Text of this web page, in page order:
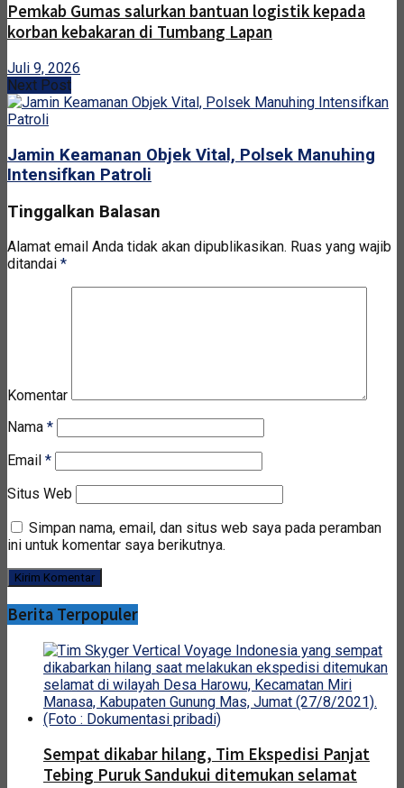
Pemkab Gumas salurkan bantuan logistik kepada
korban kebakaran di Tumbang Lapan
Juli 9, 2026
Next Post
Jamin Keamanan Objek Vital, Polsek Manuhing
Intensifkan Patroli
Tinggalkan Balasan
Alamat email Anda tidak akan dipublikasikan. Ruas yang wajib
ditandai *
Komentar
Nama *
Email *
Situs Web
Simpan nama, email, dan situs web saya pada peramban
ini untuk komentar saya berikutnya.
Berita Terpopuler
Sempat dikabar hilang, Tim Ekspedisi Panjat
Tebing Puruk Sandukui ditemukan selamat